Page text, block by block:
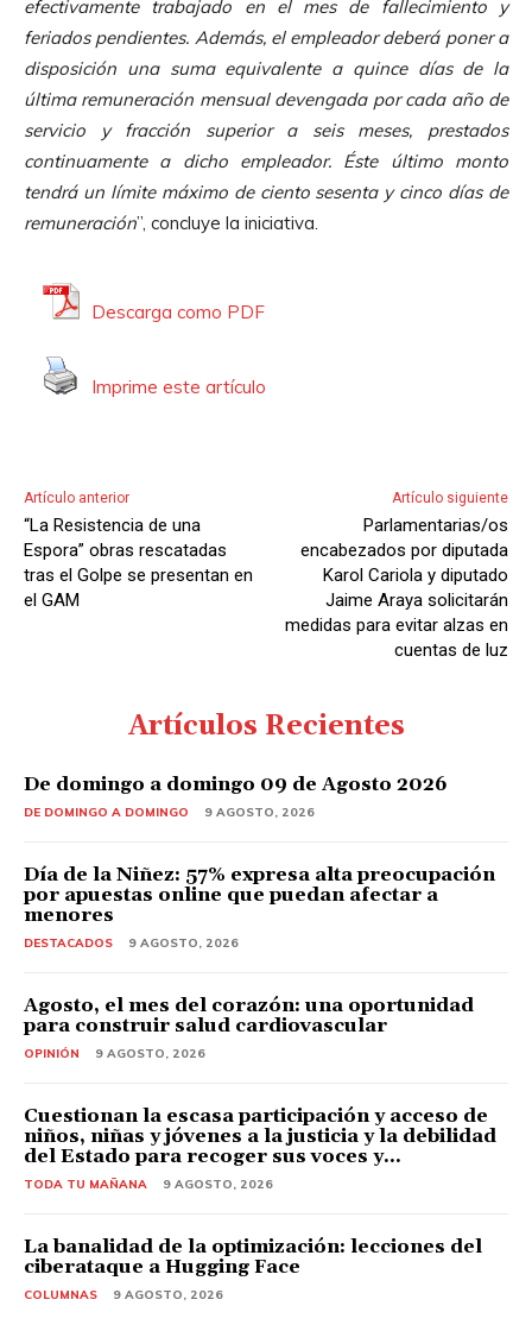
efectivamente trabajado en el mes de fallecimiento y
feriados pendientes. Además, el empleador deberá poner a
disposición una suma equivalente a quince días de la
última remuneración mensual devengada por cada año de
servicio y fracción superior a seis meses, prestados
continuamente a dicho empleador. Éste último monto
tendrá un límite máximo de ciento sesenta y cinco días de
remuneración”, concluye la iniciativa.
Descarga como PDF
Imprime este artículo
Artículo anterior
“La Resistencia de una
Espora” obras rescatadas
tras el Golpe se presentan en
el GAM
Artículo siguiente
Parlamentarias/os
encabezados por diputada
Karol Cariola y diputado
Jaime Araya solicitarán
medidas para evitar alzas en
cuentas de luz
Artículos Recientes
De domingo a domingo 09 de Agosto 2026
DE DOMINGO A DOMINGO 9 AGOSTO, 2026
Día de la Niñez: 57% expresa alta preocupación
por apuestas online que puedan afectar a
menores
DESTACADOS 9 AGOSTO, 2026
Agosto, el mes del corazón: una oportunidad
para construir salud cardiovascular
OPINIÓN 9 AGOSTO, 2026
Cuestionan la escasa participación y acceso de
niños, niñas y jóvenes a la justicia y la debilidad
del Estado para recoger sus voces y...
TODA TU MAÑANA 9 AGOSTO, 2026
La banalidad de la optimización: lecciones del
ciberataque a Hugging Face
COLUMNAS 9 AGOSTO, 2026